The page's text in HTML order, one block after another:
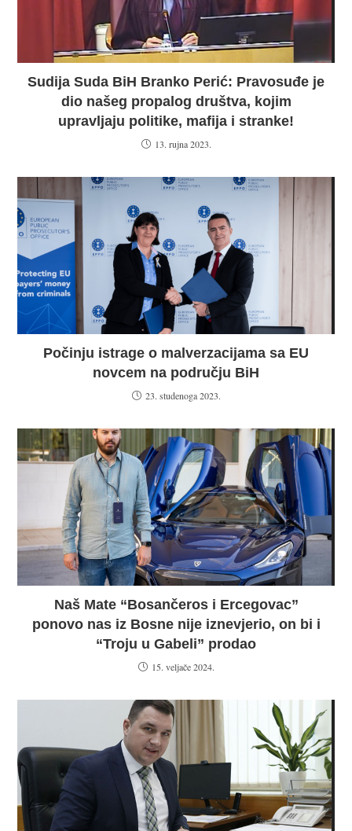
Sudija Suda BiH Branko Perić: Pravosuđe je
dio našeg propalog društva, kojim
upravljaju politike, mafija i stranke!
13. rujna 2023.
Počinju istrage o malverzacijama sa EU
novcem na području BiH
23. studenoga 2023.
Naš Mate “Bosančeros i Ercegovac”
ponovo nas iz Bosne nije iznevjerio, on bi i
“Troju u Gabeli” prodao
15. veljače 2024.